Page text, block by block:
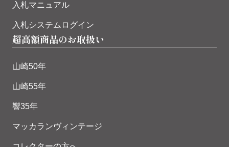
入札マニュアル
入札システムログイン
超高額商品のお取扱い
山崎50年
山崎55年
響35年
マッカランヴィンテージ